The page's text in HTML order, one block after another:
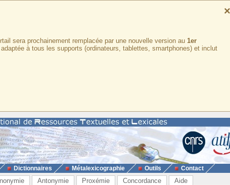
×
sera prochainement remplacée par une nouvelle version au 1er
à tous les supports (ordinateurs, tablettes, smartphones) et inclut
Dictionnaires Métalexicographie Outils Contact
Antonymie Proxémie Concordance Aide